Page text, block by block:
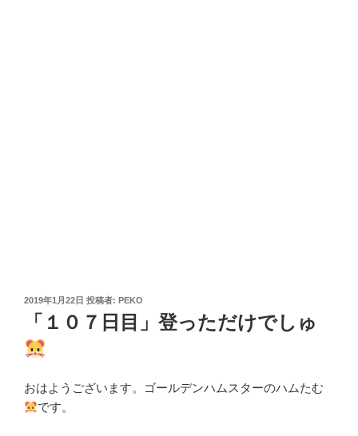
投
2019年1月22日 投稿者: PEKO
「１０７日目」登っただけでしゅ
おはようございます。ゴールデンハムスターのハムたむ
です。